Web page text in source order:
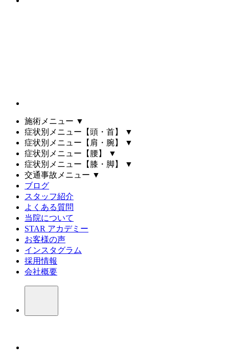
施術メニュー ▼
症状別メニュー【頭・首】
▼
症状別メニュー【肩・腕】
▼
症状別メニュー【腰】
▼
症状別メニュー【膝・脚】
▼
交通事故メニュー ▼
ブログ
スタッフ紹介
よくある質問
当院について
STAR アカデミー
お客様の声
インスタグラム
採用情報
会社概要